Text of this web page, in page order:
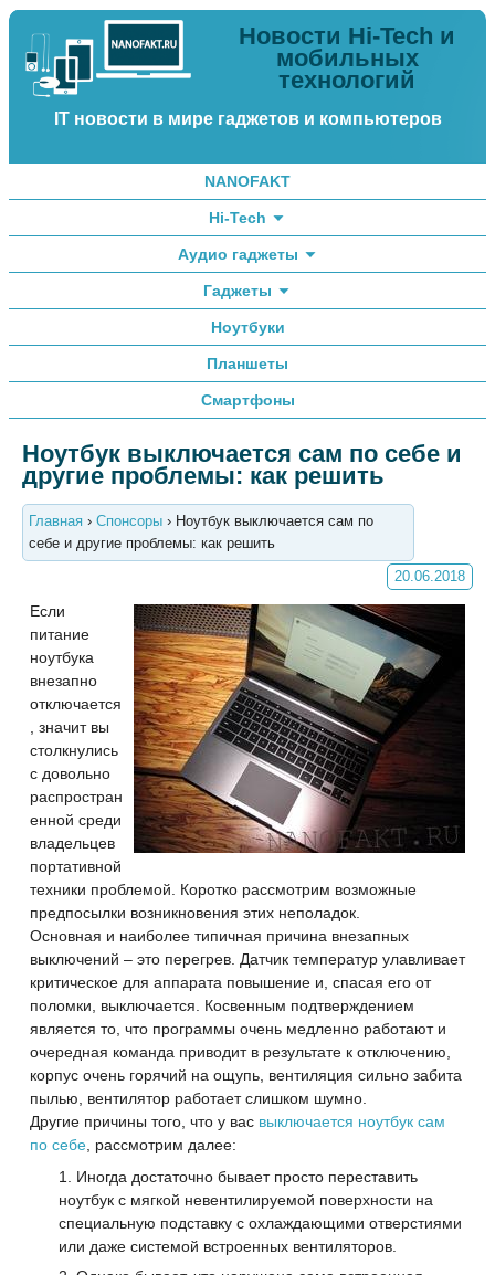
Новости Hi-Tech и
мобильных
технологий
IT новости в мире гаджетов и компьютеров
NANOFAKT
Hi-Tech
Аудио гаджеты
Гаджеты
Ноутбуки
Планшеты
Смартфоны
Ноутбук выключается сам по себе и
другие проблемы: как решить
Главная › Спонсоры › Ноутбук выключается сам по
себе и другие проблемы: как решить
20.06.2018
Если
питание
ноутбука
внезапно
отключается
, значит вы
столкнулись
с довольно
распростран
енной среди
владельцев
портативной
техники проблемой. Коротко рассмотрим возможные
предпосылки возникновения этих неполадок.
Основная и наиболее типичная причина внезапных
выключений – это перегрев. Датчик температур улавливает
критическое для аппарата повышение и, спасая его от
поломки, выключается. Косвенным подтверждением
является то, что программы очень медленно работают и
очередная команда приводит в результате к отключению,
корпус очень горячий на ощупь, вентиляция сильно забита
пылью, вентилятор работает слишком шумно.
Другие причины того, что у вас выключается ноутбук сам
по себе , рассмотрим далее:
Иногда достаточно бывает просто переставить
ноутбук с мягкой невентилируемой поверхности на
специальную подставку с охлаждающими отверстиями
или даже системой встроенных вентиляторов.